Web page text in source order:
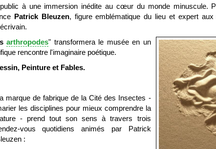
à une immersion inédite au cœur du monde minuscule.
Patrick Bleuzen, figure emblématique du lieu et expert
arthropodes" transformera le musée en un
rencontre l'imaginaire poétique.
Peinture et Fables.
marque de fabrique de la Cité des Insectes -
les disciplines pour mieux comprendre la
- prend tout son sens à travers trois
vous quotidiens animés par Patrick
: